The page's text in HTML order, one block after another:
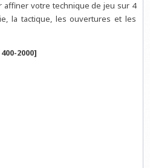
affiner votre technique de jeu sur 4
la tactique, les ouvertures et les
2000]